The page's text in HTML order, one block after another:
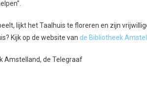
lijkt het Taalhuis te floreren en zijn
Kijk op de website van de Bibliotheek
Amstelland, de Telegraaf